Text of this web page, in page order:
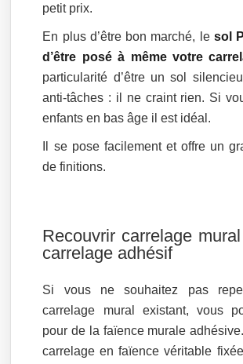
petit prix.
En plus d’être bon marché, lesol
d’être posé à même votre
particularité d’être un sol
anti-tâches : il ne craint rien. Si
enfants en bas âge il est idéal.
Il se pose facilement et offre un
de finitions.
Recouvrir carrelage
carrelage adhésif
Si vous ne souhaitez pas
carrelage mural existant, vous
pour de la faïence murale
carrelage en faïence véritable